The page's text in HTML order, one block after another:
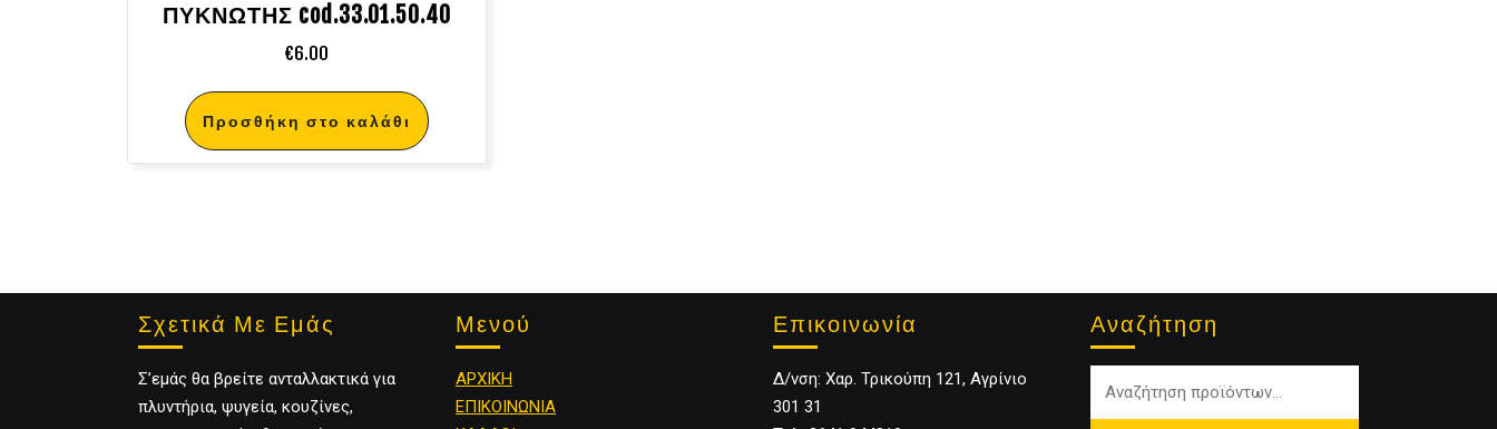
ΠΥΚΝΩΤΗΣ cod.33.01.50.40
€6.00
Προσθήκη στο καλάθι
Σχετικά Με Εμάς
Σ’εμάς θα βρείτε ανταλλακτικά για
πλυντήρια, ψυγεία, κουζίνες,
Μενού
ΑΡΧΙΚΗ
ΕΠΙΚΟΙΝΩΝΙΑ
Επικοινωνία
Δ/νση: Χαρ. Τρικούπη 121, Αγρίνιο
301 31
Αναζήτηση